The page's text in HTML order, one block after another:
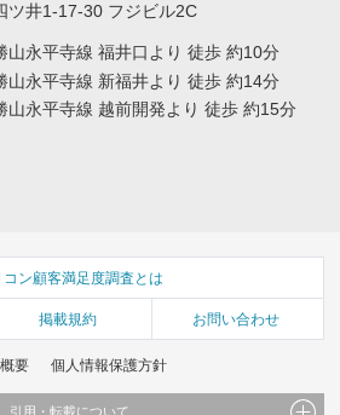
ツ井1-17-30 フジビル2C
山永平寺線 福井口より 徒歩 約10分
山永平寺線 新福井より 徒歩 約14分
山永平寺線 越前開発より 徒歩 約15分
コン顧客満足度調査とは
掲載規約 お問い合わせ
要 個人情報保護方針
引用・転載について